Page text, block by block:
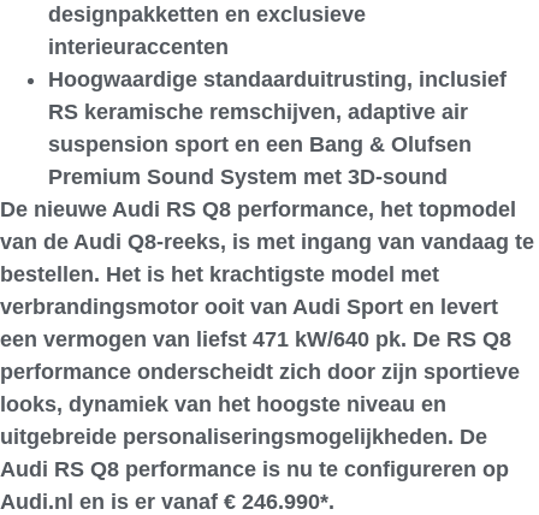
designpakketten en exclusieve
interieuraccenten
Hoogwaardige standaarduitrusting, inclusief
RS keramische remschijven, adaptive air
suspension sport en een Bang & Olufsen
Premium Sound System met 3D-sound
De nieuwe Audi RS Q8 performance, het topmodel
van de Audi Q8-reeks, is met ingang van vandaag te
bestellen. Het is het krachtigste model met
verbrandingsmotor ooit van Audi Sport en levert
een vermogen van liefst 471 kW/640 pk. De RS Q8
performance onderscheidt zich door zijn sportieve
looks, dynamiek van het hoogste niveau en
uitgebreide personaliseringsmogelijkheden. De
Audi RS Q8 performance is nu te configureren op
Audi.nl en is er vanaf € 246.990*.